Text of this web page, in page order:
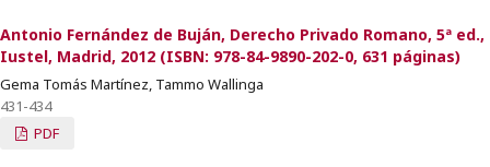
Antonio Fernández de Buján, Derecho Privado Romano, 5ª ed.,
Iustel, Madrid, 2012 (ISBN: 978-84-9890-202-0, 631 páginas)
Gema Tomás Martínez, Tammo Wallinga
431-434
PDF